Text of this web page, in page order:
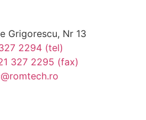
Grigorescu, Nr 13
2294 (tel)
327 2295 (fax)